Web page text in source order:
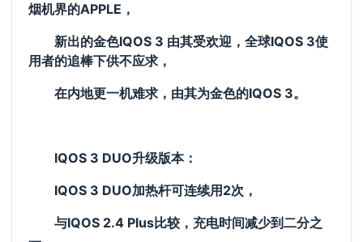
烟机界的APPLE，
新出的金色IQOS 3 由其受欢迎，全球IQOS 3使
用者的追棒下供不应求，
在内地更一机难求，由其为金色的IQOS 3。
IQOS 3 DUO升级版本：
IQOS 3 DUO加热杆可连续用2次，
与IQOS 2.4 Plus比较，充电时间减少到二分之